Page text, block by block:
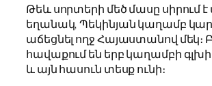
Թեև սորտերի մեծ մասը սիրում
եղանակ, Պեկինյան կաղամբ
աճեցնել ողջ Հայաստանով մեկ։
հավաքում են երբ կաղամբի
և այն հասուն տեսք ունի։